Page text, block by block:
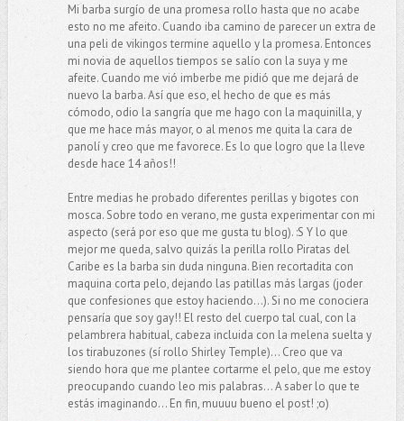
Mi barba surgío de una promesa rollo hasta que no acabe
esto no me afeito. Cuando iba camino de parecer un extra de
una peli de vikingos termine aquello y la promesa. Entonces
mi novia de aquellos tiempos se salío con la suya y me
afeite. Cuando me vió imberbe me pidió que me dejará de
nuevo la barba. Así que eso, el hecho de que es más
cómodo, odio la sangría que me hago con la maquinilla, y
que me hace más mayor, o al menos me quita la cara de
panolí y creo que me favorece. Es lo que logro que la lleve
desde hace 14 años!!
Entre medias he probado diferentes perillas y bigotes con
mosca. Sobre todo en verano, me gusta experimentar con mi
aspecto (será por eso que me gusta tu blog). :S Y lo que
mejor me queda, salvo quizás la perilla rollo Piratas del
Caribe es la barba sin duda ninguna. Bien recortadita con
maquina corta pelo, dejando las patillas más largas (joder
que confesiones que estoy haciendo...). Si no me conociera
pensaría que soy gay!! El resto del cuerpo tal cual, con la
pelambrera habitual, cabeza incluida con la melena suelta y
los tirabuzones (sí rollo Shirley Temple)... Creo que va
siendo hora que me plantee cortarme el pelo, que me estoy
preocupando cuando leo mis palabras... A saber lo que te
estás imaginando... En fin, muuuu bueno el post! ;o)